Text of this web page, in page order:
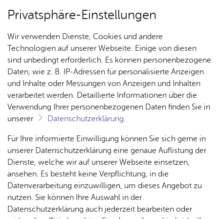
Über­sicht Bür­ger & Stadt
Rat­
haus &
Bür­
ger­
ser­vice
Rat­
häu­ser
Nach­
rich­
ten,
Vi­de­os
& Bil­
der
Me­di­
Jobs
Stel­
len­an­
ge­bo­te
Aus­bil­
dung &
Stu­di­
Bauen
& Um­
welt
Geo­
da­ten
Ge­
sund­
heit &
kum
Hof­lä­den
Hof­la­den/ Obst- und Ei­er­hof
Knob­lauch
Vor­le­sen
Re­gio­na­le Pro­duk­te aus ei­ge­nem Anbau, wie Erd­
bee­ren, Schnaps, Kar­tof­feln, Äpfel, Ap­fel­saft
Öffnungszeiten: Di, Do und Fr 9–12 Uhr und 15–18 Uhr, Sa
Privatsphäre-Einstellungen
Wir verwenden Dienste, Cookies und andere
Technologien auf unserer Webseite. Einige von diesen
sind unbedingt erforderlich. Es können personenbezogene
Daten, wie z. B. IP-Adressen für personalisierte Anzeigen
und Inhalte oder Messungen von Anzeigen und Inhalten
verarbeitet werden. Detaillierte Informationen über die
Verwendung Ihrer personenbezogenen Daten finden Sie in
unserer
Datenschutzerklärung.
Für Ihre informierte Einwilligung können Sie sich gerne in
unserer Datenschutzerklärung eine genaue Auflistung der
Dienste, welche wir auf unserer Webseite einsetzen,
ansehen. Es besteht keine Verpflichtung, in die
Datenverarbeitung einzuwilligen, um dieses Angebot zu
nutzen. Sie können Ihre Auswahl in der
Datenschutzerklärung auch jederzeit bearbeiten oder